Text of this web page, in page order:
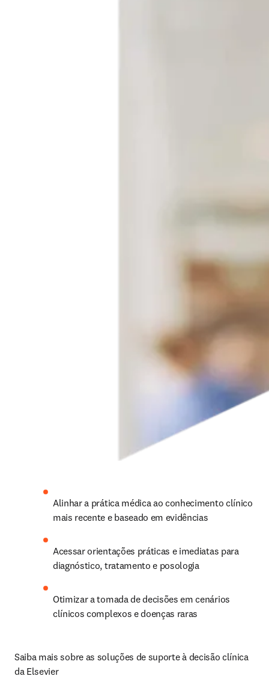
Alinhar a prática médica ao conhecimento clínico
mais recente e baseado em evidências
Acessar orientações práticas e imediatas para
diagnóstico, tratamento e posologia
Otimizar a tomada de decisões em cenários
clínicos complexos e doenças raras
Saiba mais sobre as soluções de suporte à decisão clínica
da Elsevier